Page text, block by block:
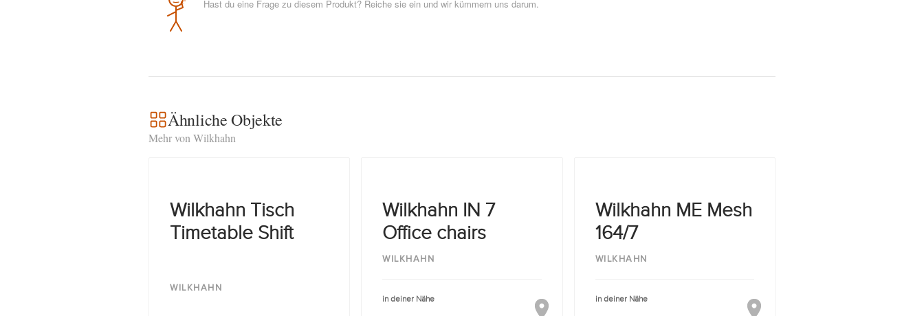
Hast du eine Frage zu diesem Produkt? Reiche sie ein und wir kümmern uns darum.
Ähnliche Objekte
Mehr von Wilkhahn
Wilkhahn Tisch
Timetable Shift
WILKHAHN
Wilkhahn IN 7
Office chairs
WILKHAHN
in deiner Nähe
Wilkhahn ME Mesh
164/7
WILKHAHN
in deiner Nähe